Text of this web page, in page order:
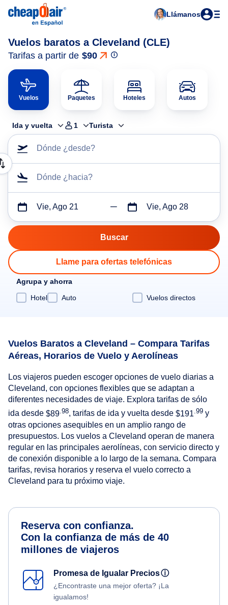
Llámanos
Vuelos baratos a Cleveland (CLE)
Tarifas a partir de $90
Vuelos Paquetes Hoteles Autos
Ida y vuelta 1 Turista
Dónde ¿desde?
Dónde ¿hacia?
Vie, Ago 21 Vie, Ago 28
Llame para ofertas telefónicas
Agrupa y ahorra
Hotel
Auto Vuelos directos
Vuelos Baratos a Cleveland – Compara Tarifas
Aéreas, Horarios de Vuelo y Aerolíneas
Los viajeros pueden escoger opciones de vuelo diarias a
Cleveland, con opciones flexibles que se adaptan a
diferentes necesidades de viaje. Explora tarifas de sólo
ida desde $89 .98, tarifas de ida y vuelta desde $191 .99 y
otras opciones asequibles en un amplio rango de
presupuestos. Los vuelos a Cleveland operan de manera
regular en las principales aerolíneas, con servicio directo y
de conexión disponible a lo largo de la semana. Compara
tarifas, revisa horarios y reserva el vuelo correcto a
Cleveland para tu próximo viaje.
Reserva con confianza.
Con la confianza de más de 40
millones de viajeros
Promesa de Igualar Preciosⓘ
¿Encontraste una mejor oferta? ¡La
igualamos!